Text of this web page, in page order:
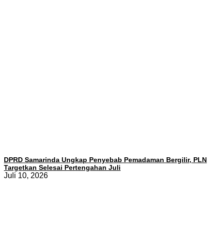
DPRD Samarinda Ungkap Penyebab Pemadaman Bergilir, PLN
Targetkan Selesai Pertengahan Juli
Juli 10, 2026